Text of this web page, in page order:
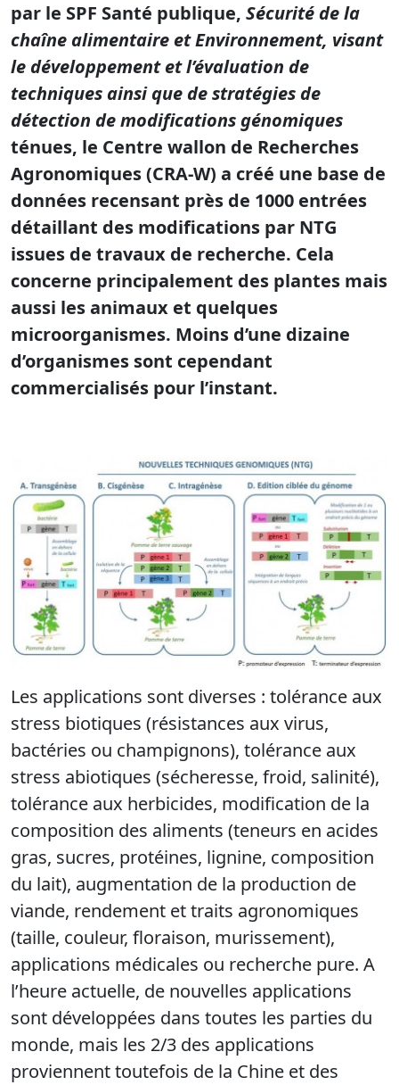
par le SPF Santé publique, Sécurité de la
chaîne alimentaire et Environnement, visant
le développement et l’évaluation de
techniques ainsi que de stratégies de
détection de modifications génomiques
ténues, le Centre wallon de Recherches
Agronomiques (CRA-W) a créé une base de
données recensant près de 1000 entrées
détaillant des modifications par NTG
issues de travaux de recherche. Cela
concerne principalement des plantes mais
aussi les animaux et quelques
microorganismes. Moins d’une dizaine
d’organismes sont cependant
commercialisés pour l’instant.
Les applications sont diverses : tolérance aux
stress biotiques (résistances aux virus,
bactéries ou champignons), tolérance aux
stress abiotiques (sécheresse, froid, salinité),
tolérance aux herbicides, modification de la
composition des aliments (teneurs en acides
gras, sucres, protéines, lignine, composition
du lait), augmentation de la production de
viande, rendement et traits agronomiques
(taille, couleur, floraison, murissement),
applications médicales ou recherche pure. A
l’heure actuelle, de nouvelles applications
sont développées dans toutes les parties du
monde, mais les 2/3 des applications
proviennent toutefois de la Chine et des